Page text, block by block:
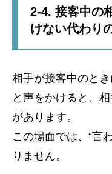
2-4. 接客中の
けない代わり
相手が接客中のとき
と声をかけると、
があります。
この場面では、“言
りません。